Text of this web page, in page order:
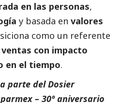
en las personas,
y basada en valores
como un referente
con impacto
en el tiempo.
parte del Dosier
– 30º aniversario